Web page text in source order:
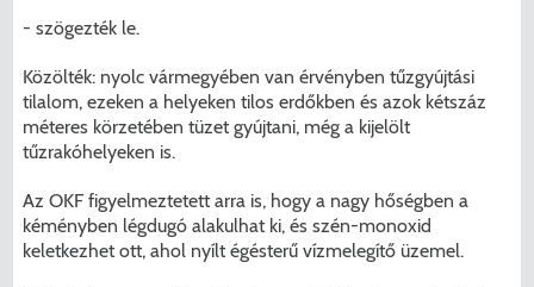
- szögezték le.
Közölték: nyolc vármegyében van érvényben tűzgyújtási
tilalom, ezeken a helyeken tilos erdőkben és azok kétszáz
méteres körzetében tüzet gyújtani, még a kijelölt
tűzrakóhelyeken is.
Az OKF figyelmeztetett arra is, hogy a nagy hőségben a
kéményben légdugó alakulhat ki, és szén-monoxid
keletkezhet ott, ahol nyílt égésterű vízmelegítő üzemel.